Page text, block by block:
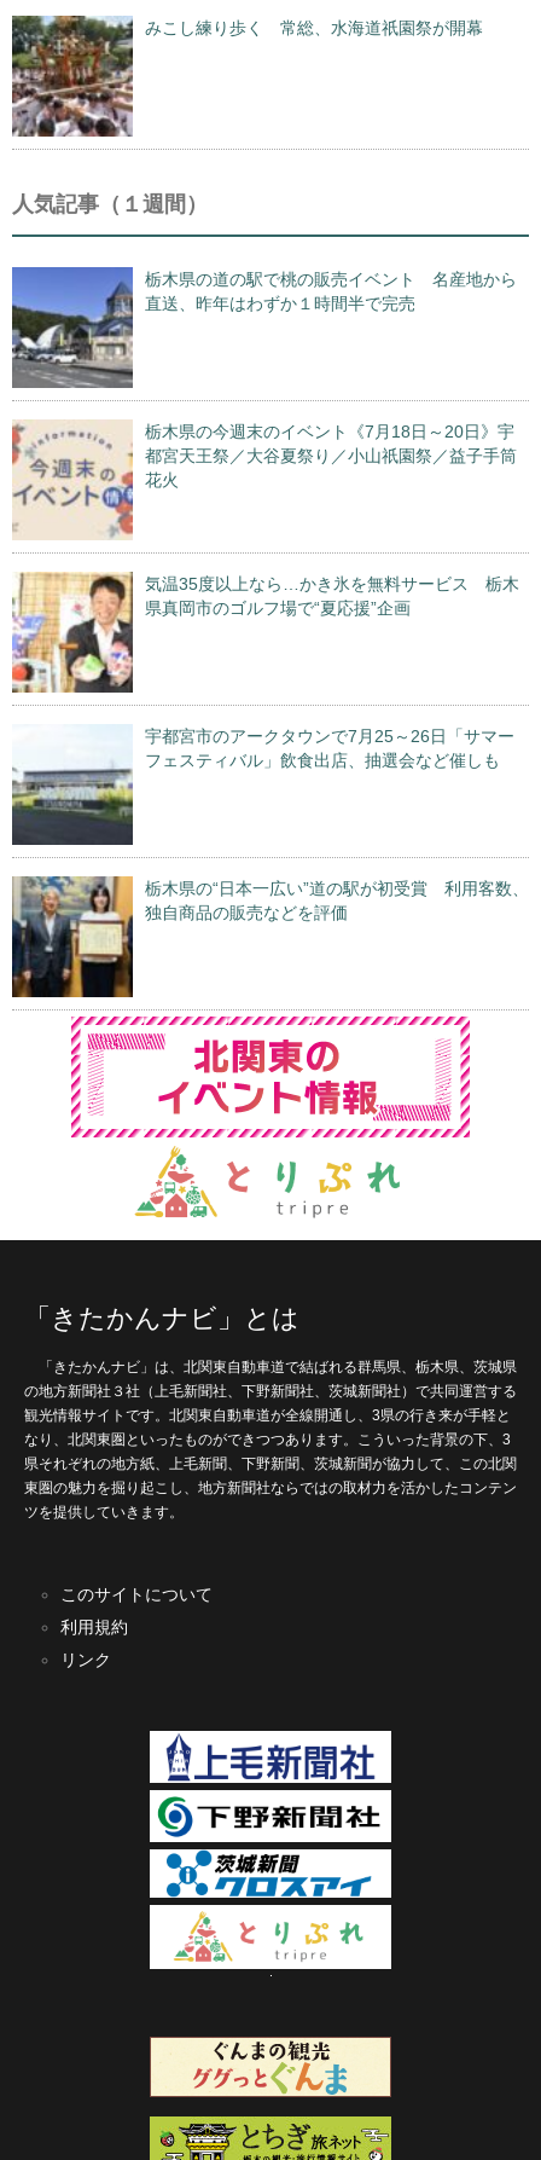
みこし練り歩く 常総、水海道祇園祭が開幕
人気記事（１週間）
栃木県の道の駅で桃の販売イベント 名産地から
直送、昨年はわずか１時間半で完売
栃木県の今週末のイベント《7月18日～20日》宇
都宮天王祭／大谷夏祭り／小山祇園祭／益子手筒
花火
気温35度以上なら…かき氷を無料サービス 栃木
県真岡市のゴルフ場で“夏応援”企画
宇都宮市のアークタウンで7月25～26日「サマー
フェスティバル」飲食出店、抽選会など催しも
栃木県の“日本一広い”道の駅が初受賞 利用客数、
独自商品の販売などを評価
「きたかんナビ」とは
「きたかんナビ」は、北関東自動車道で結ばれる群馬県、栃木県、茨城県
の地方新聞社３社（上毛新聞社、下野新聞社、茨城新聞社）で共同運営する
観光情報サイトです。北関東自動車道が全線開通し、3県の行き来が手軽と
なり、北関東圏といったものができつつあります。こういった背景の下、3
県それぞれの地方紙、上毛新聞、下野新聞、茨城新聞が協力して、この北関
東圏の魅力を掘り起こし、地方新聞社ならではの取材力を活かしたコンテン
ツを提供していきます。
このサイトについて
利用規約
リンク